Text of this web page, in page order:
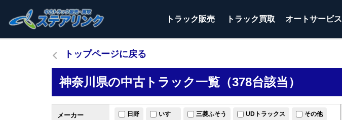
トラック販売 トラック買取 オートサービス
トップページに戻る
神奈川県の中古トラック一覧（378台該当）
メーカー 日野 いすゞ 三菱ふそう UDトラックス その他